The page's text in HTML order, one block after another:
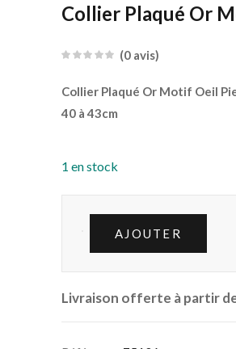
Collier Plaqué Or
0 avis
Collier Plaqué Or Motif Oeil
40 à 43cm
1 en stock
AJOUTER
Livraison offerte à partir